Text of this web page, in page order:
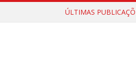
ÚLTIMAS